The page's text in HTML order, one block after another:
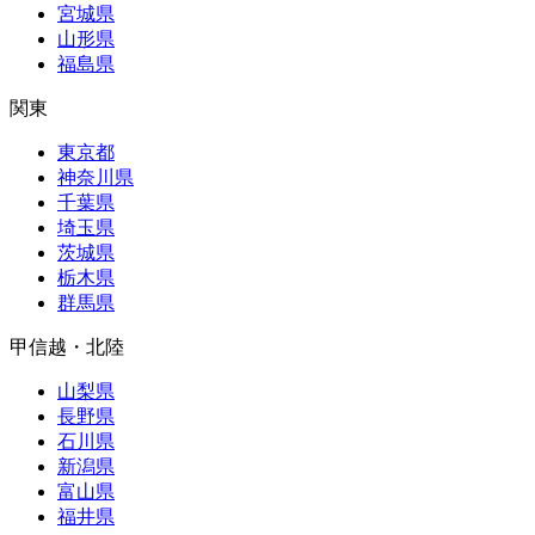
宮城県
山形県
福島県
関東
東京都
神奈川県
千葉県
埼玉県
茨城県
栃木県
群馬県
甲信越・北陸
山梨県
長野県
石川県
新潟県
富山県
福井県